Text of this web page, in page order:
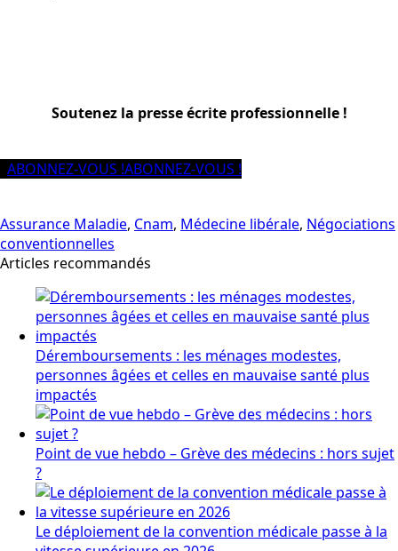
Soutenez la presse écrite professionnelle !
ABONNEZ-VOUS !ABONNEZ-VOUS !
Assurance Maladie, Cnam, Médecine libérale, Négociations
conventionnelles
Articles recommandés
Déremboursements : les ménages modestes,
personnes âgées et celles en mauvaise santé plus
impactés
Point de vue hebdo – Grève des médecins : hors sujet
?
Le déploiement de la convention médicale passe à la